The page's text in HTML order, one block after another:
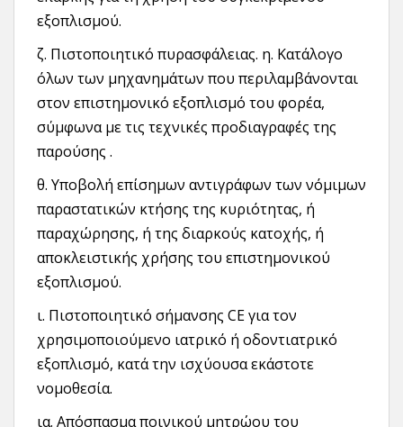
εξοπλισμού.
ζ. Πιστοποιητικό πυρασφάλειας. η. Κατάλογο
όλων των μηχανημάτων που περιλαμβάνονται
στον επιστημονικό εξοπλισμό του φορέα,
σύμφωνα με τις τεχνικές προδιαγραφές της
παρούσης .
θ. Υποβολή επίσημων αντιγράφων των νόμιμων
παραστατικών κτήσης της κυριότητας, ή
παραχώρησης, ή της διαρκούς κατοχής, ή
αποκλειστικής χρήσης του επιστημονικού
εξοπλισμού.
ι. Πιστοποιητικό σήμανσης CE για τον
χρησιμοποιούμενο ιατρικό ή οδοντιατρικό
εξοπλισμό, κατά την ισχύουσα εκάστοτε
νομοθεσία.
ια. Απόσπασμα ποινικού μητρώου του